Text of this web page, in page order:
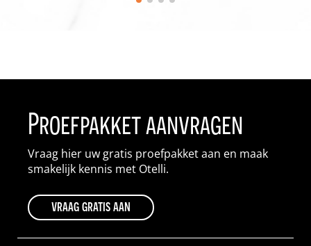
Proefpakket aanvragen
Vraag hier uw gratis proefpakket aan en maak
smakelijk kennis met Otelli.
vraag gratis aan